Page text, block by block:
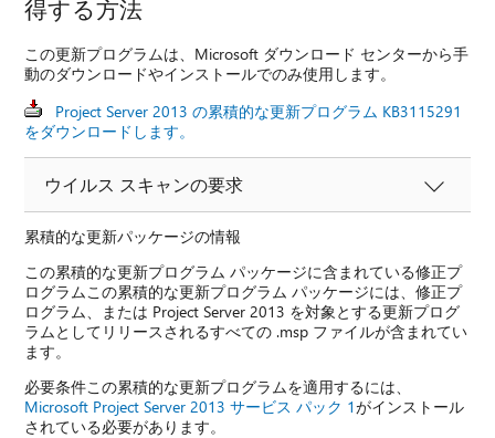
得する方法
この更新プログラムは、Microsoft ダウンロード センターから手
動のダウンロードやインストールでのみ使用します。
Project Server 2013 の累積的な更新プログラム KB3115291
をダウンロードします。
ウイルス スキャンの要求
累積的な更新パッケージの情報
この累積的な更新プログラム パッケージに含まれている修正プ
ログラムこの累積的な更新プログラム パッケージには、修正プ
ログラム、または Project Server 2013 を対象とする更新プログ
ラムとしてリリースされるすべての .msp ファイルが含まれてい
ます。
必要条件この累積的な更新プログラムを適用するには、
Microsoft Project Server 2013 サービス パック 1がインストール
されている必要があります。